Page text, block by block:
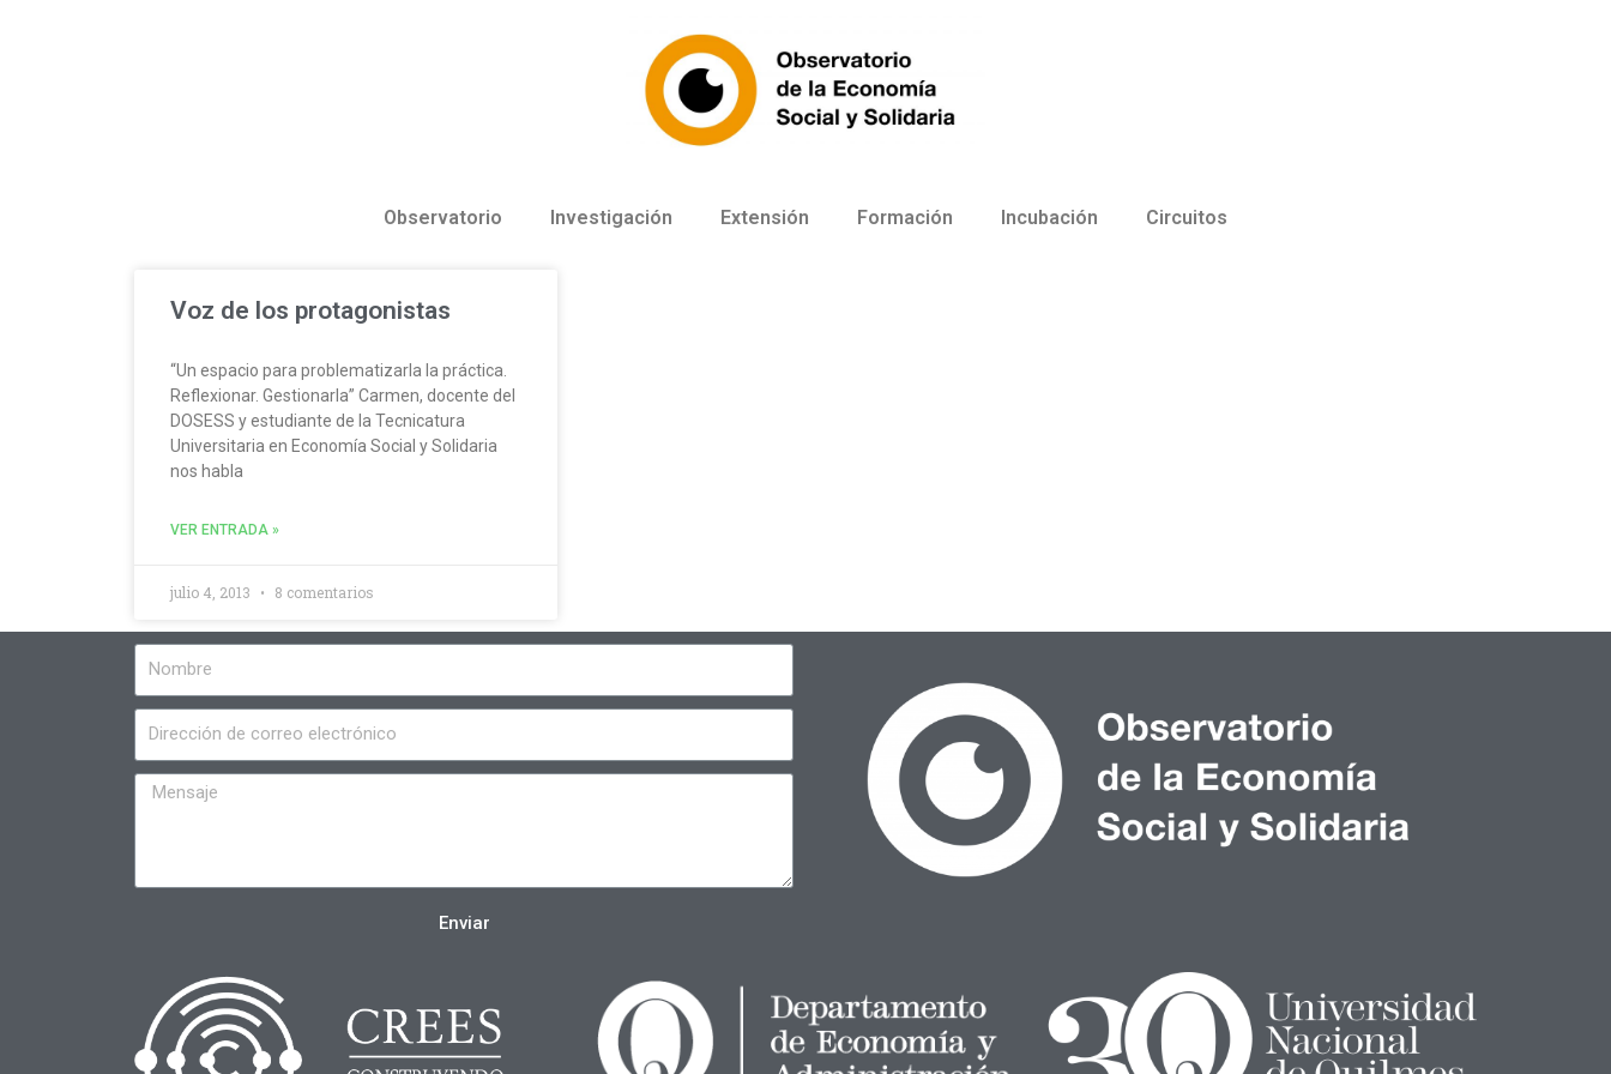
Observatorio Investigación Extensión Formación Incubación Circuitos
Voz de los protagonistas
“Un espacio para problematizarla la práctica.
Reflexionar. Gestionarla” Carmen, docente del
DOSESS y estudiante de la Tecnicatura
Universitaria en Economía Social y Solidaria
nos habla
VER ENTRADA »
julio 4, 2013 8 comentarios
Enviar